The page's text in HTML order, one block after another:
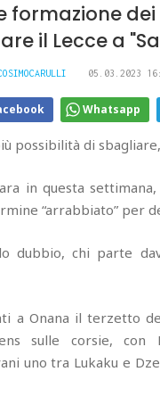
formazione dei
il Lecce a
05.03.2023
Whatsapp
possibilità di
in questa
“arrabbiato” per
dubbio, chi parte
a Onana il terzetto
sulle corsie, con
uno tra Lukaku e